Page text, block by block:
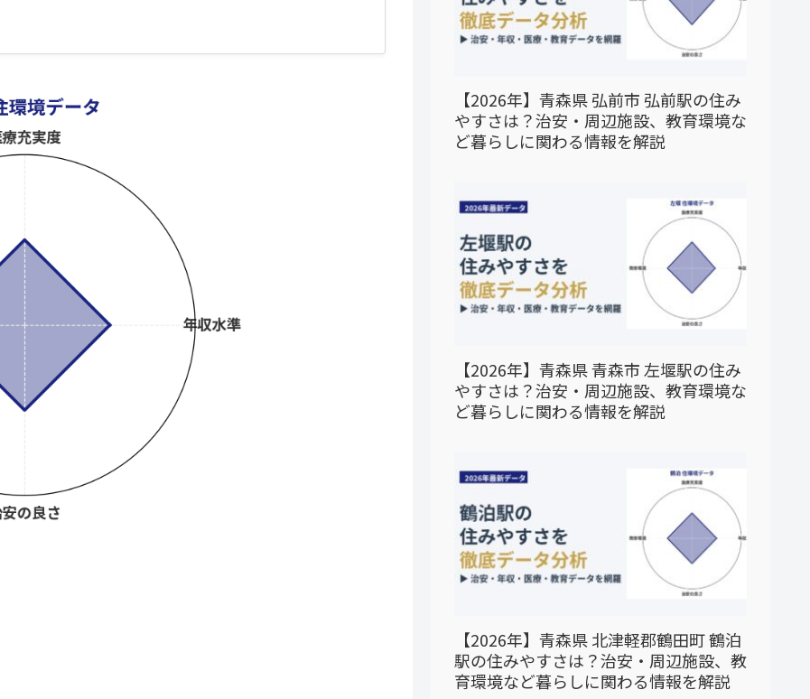
【2026年】青森県 弘前市 弘前駅の住み
やすさは？治安・周辺施設、教育環境な
ど暮らしに関わる情報を解説
【2026年】青森県 青森市 左堰駅の住み
やすさは？治安・周辺施設、教育環境な
ど暮らしに関わる情報を解説
【2026年】青森県 北津軽郡鶴田町 鶴泊
駅の住みやすさは？治安・周辺施設、教
育環境など暮らしに関わる情報を解説